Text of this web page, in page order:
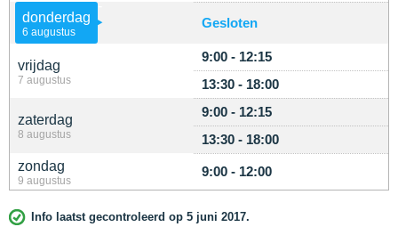
donderdag
6 augustus
Gesloten
vrijdag
7 augustus
9:00 - 12:15
13:30 - 18:00
zaterdag
8 augustus
9:00 - 12:15
13:30 - 18:00
zondag
9 augustus
9:00 - 12:00
Info laatst gecontroleerd op 5 juni 2017.